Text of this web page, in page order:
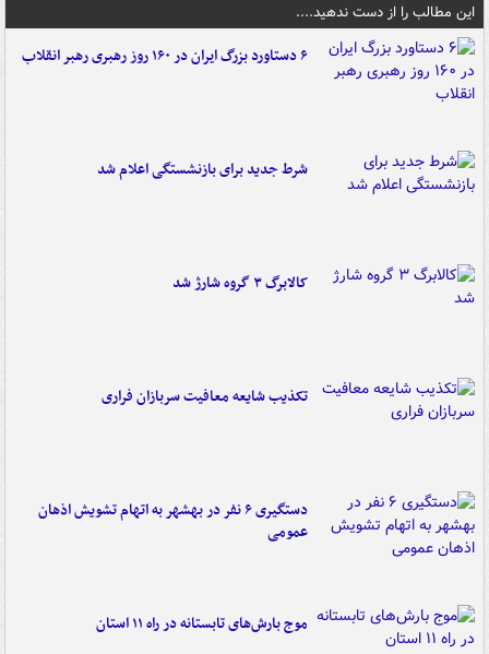
این مطالب را از دست ندهید....
۶ دستاورد بزرگ ایران در ۱۶۰ روز رهبری رهبر انقلاب
شرط جدید برای بازنشستگی اعلام شد
کالابرگ ۳ گروه شارژ شد
تکذیب شایعه معافیت سربازان فراری
دستگیری ۶ نفر در بهشهر به اتهام تشویش اذهان
عمومی
موج بارش‌های تابستانه در راه ۱۱ استان